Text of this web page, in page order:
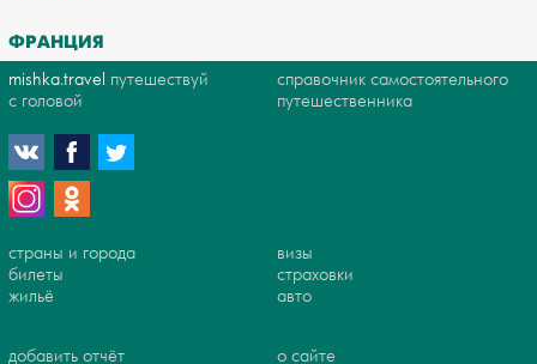
ФРАНЦИЯ
mishka.travel путешествуй
с головой
справочник самостоятельного
путешественника
страны и города
билеты
жильё
визы
страховки
авто
добавить отчёт о сайте